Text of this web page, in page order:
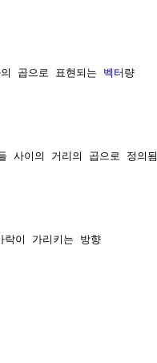
곱으로 표현되는 벡터 량
사이의 거리의 곱으로 정의됨
락이 가리키는 방향